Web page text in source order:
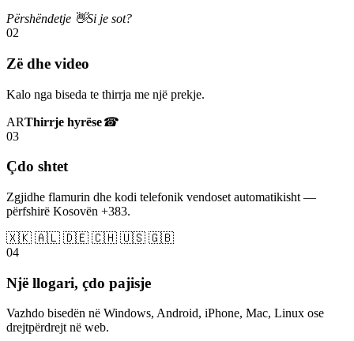
Përshëndetje 👋Si je sot?
02
Zë dhe video
Kalo nga biseda te thirrja me një prekje.
ARThirrje hyrëse☎
03
Çdo shtet
Zgjidhe flamurin dhe kodi telefonik vendoset automatikisht —
përfshirë Kosovën +383.
🇽🇰 🇦🇱 🇩🇪 🇨🇭 🇺🇸 🇬🇧
04
Një llogari, çdo pajisje
Vazhdo bisedën në Windows, Android, iPhone, Mac, Linux ose
drejtpërdrejt në web.